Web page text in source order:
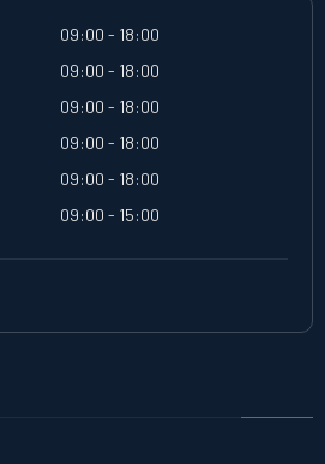
09:00 - 18:00
09:00 - 18:00
09:00 - 18:00
09:00 - 18:00
09:00 - 18:00
09:00 - 15:00